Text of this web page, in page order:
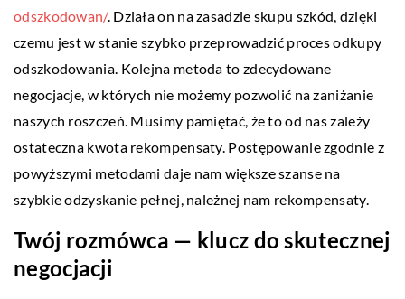
odszkodowan/. Działa on na zasadzie skupu szkód, dzięki
czemu jest w stanie szybko przeprowadzić proces odkupy
odszkodowania. Kolejna metoda to zdecydowane
negocjacje, w których nie możemy pozwolić na zaniżanie
naszych roszczeń. Musimy pamiętać, że to od nas zależy
ostateczna kwota rekompensaty. Postępowanie zgodnie z
powyższymi metodami daje nam większe szanse na
szybkie odzyskanie pełnej, należnej nam rekompensaty.
Twój rozmówca — klucz do skutecznej
negocjacji